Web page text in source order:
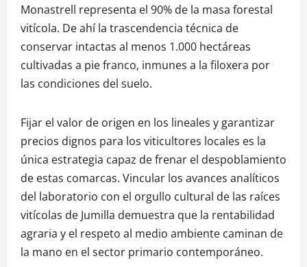
Monastrell representa el 90% de la masa forestal
vitícola. De ahí la trascendencia técnica de
conservar intactas al menos 1.000 hectáreas
cultivadas a pie franco, inmunes a la filoxera por
las condiciones del suelo.
Fijar el valor de origen en los lineales y garantizar
precios dignos para los viticultores locales es la
única estrategia capaz de frenar el despoblamiento
de estas comarcas. Vincular los avances analíticos
del laboratorio con el orgullo cultural de las raíces
vitícolas de Jumilla demuestra que la rentabilidad
agraria y el respeto al medio ambiente caminan de
la mano en el sector primario contemporáneo.